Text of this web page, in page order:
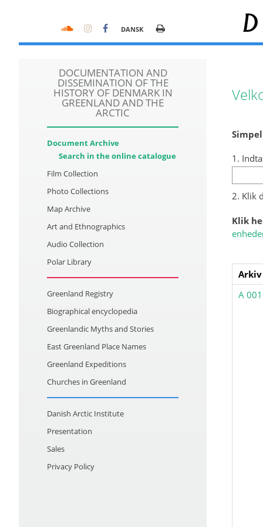
DANSK
DOCUMENTATION AND
DISSEMINATION OF THE
HISTORY OF DENMARK IN
GREENLAND AND THE
ARCTIC
Document Archive
Search in the online catalogue
Film Collection
Photo Collections
Map Archive
Art and Ethnographics
Audio Collection
Polar Library
Greenland Registry
Biographical encyclopedia
Greenlandic Myths and Stories
East Greenland Place Names
Greenland Expeditions
Churches in Greenland
Danish Arctic Institute
Presentation
Sales
Privacy Policy
1.
2. Klik
Klik
Arkiv
A 001